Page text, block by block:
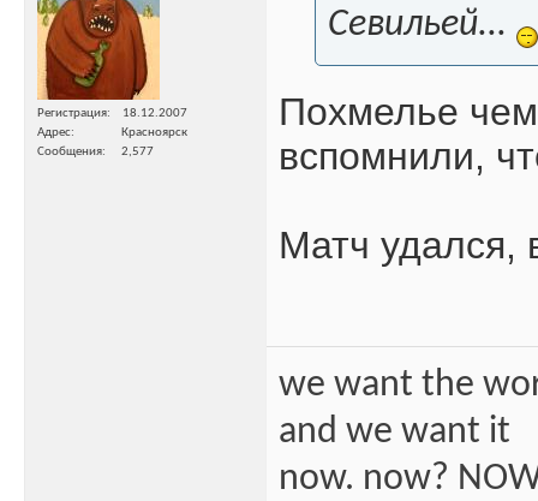
Регистрация
18.12.2007
Адрес
Красноярск
Сообщения
2,577
Севильей...
Похмелье
вспомнили,
Матч удался,
we want the
and we want it
now. now?